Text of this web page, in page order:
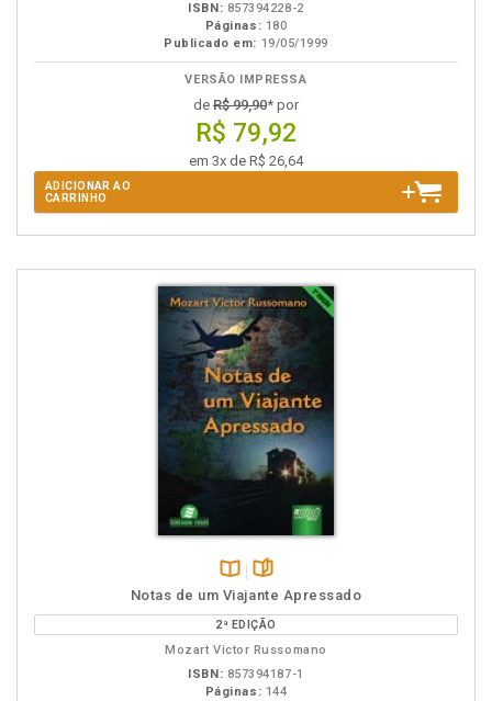
ISBN: 857394228-2
Páginas: 180
Publicado em: 19/05/1999
VERSÃO IMPRESSA
de R$ 99,90* por
R$ 79,92
em 3x de R$ 26,64
ADICIONAR AO
CARRINHO
Disponível
na
B.V.
páginas
Notas de um Viajante Apressado
2ª EDIÇÃO
Mozart Victor Russomano
ISBN: 857394187-1
Páginas: 144